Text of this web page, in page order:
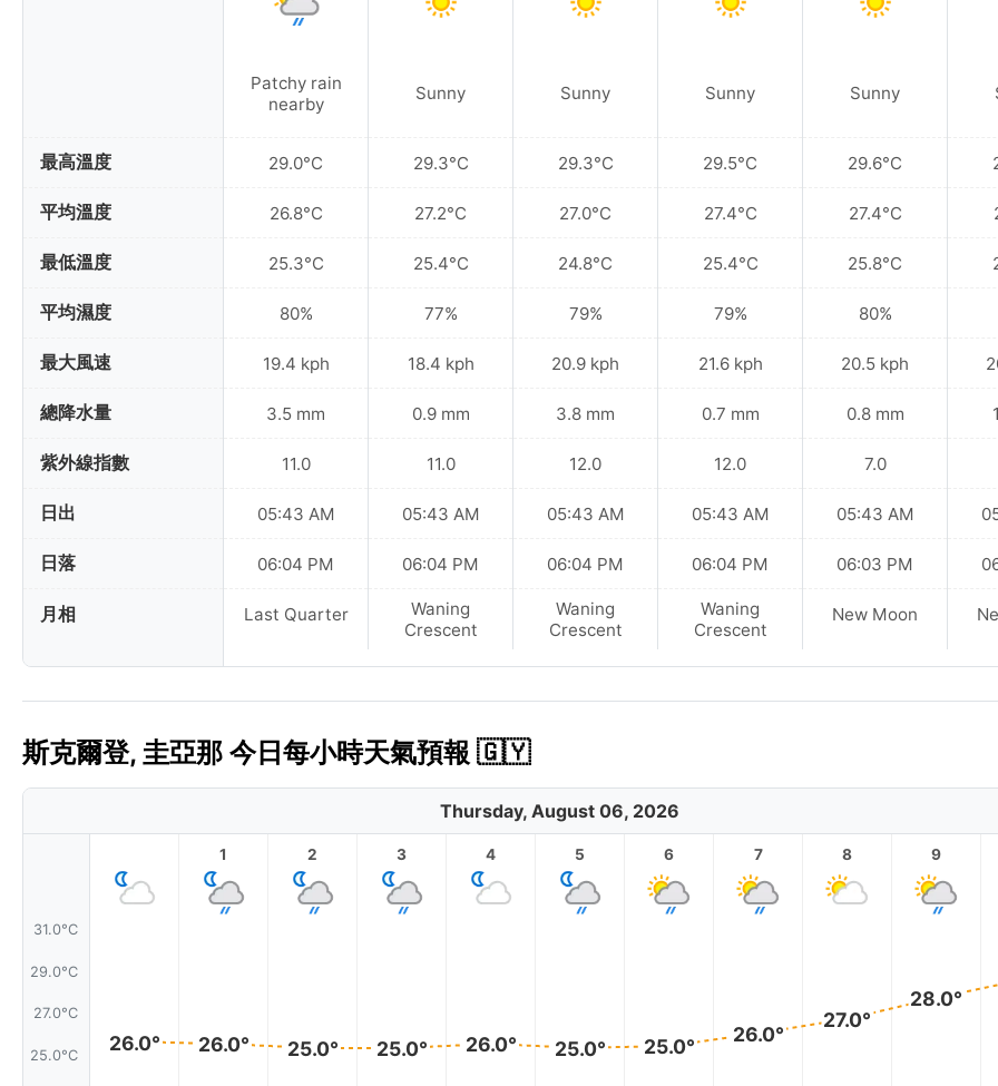
最高溫度
平均溫度
最低溫度
平均濕度
最大風速
總降水量
紫外線指數
日出
日落
月相
Patchy rain
nearby
29.0°C
26.8°C
25.3°C
80%
19.4 kph
3.5 mm
11.0
05:43 AM
06:04 PM
Last Quarter
Sunny
29.3°C
27.2°C
25.4°C
77%
18.4 kph
0.9 mm
11.0
05:43 AM
06:04 PM
Waning
Crescent
Sunny
29.3°C
27.0°C
24.8°C
79%
20.9 kph
3.8 mm
12.0
05:43 AM
06:04 PM
Waning
Crescent
Sunny
29.5°C
27.4°C
25.4°C
79%
21.6 kph
0.7 mm
12.0
05:43 AM
06:04 PM
Waning
Crescent
Sunny
29.6°C
27.4°C
25.8°C
80%
20.5 kph
0.8 mm
7.0
05:43 AM
06:03 PM
New Moon
斯克爾登, 圭亞那 今日每小時天氣預報 🇬🇾
Thursday, August 06, 2026
31.0°C
29.0°C
27.0°C
25.0°C
26.0°
1
26.0°
2
25.0°
3
25.0°
4
26.0°
5
25.0°
6
25.0°
7
26.0°
8
27.0°
9
28.0°